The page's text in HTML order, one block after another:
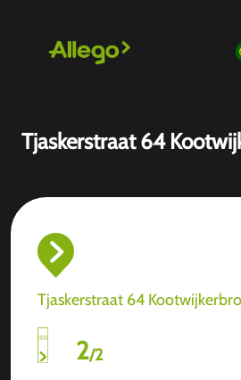
Tjaskerstraat 64
Tjaskerstraat 64
2/2